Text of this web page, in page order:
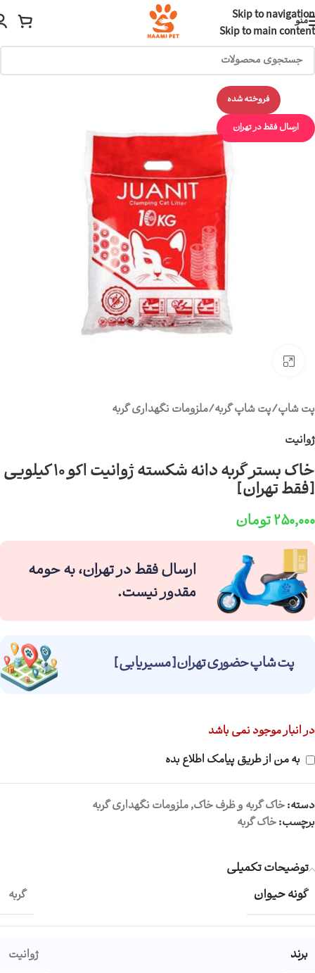
Skip to navigation
Skip to main content
منو
فروخته شده
ارسال فقط در تهران
پت شاپ/پت شاپ گربه/ملزومات نگهداری گربه
ژوانیت
خاک بستر گربه دانه شکسته ژوانیت اکو ۱۰ کیلویی
[فقط تهران]
۲۵۰,۰۰۰تومان
ارسال فقط در تهران، به حومه
مقدور نیست.
پت شاپ حضوری تهران [ مسیریابی ]
در انبار موجود نمی باشد
به من از طریق پیامک اطلاع بده
دسته:خاک گربه و ظرف خاک,ملزومات نگهداری گربه
برچسب:خاک گربه
توضیحات تکمیلی
گونه حیوان
گربه
برند ژوانیت